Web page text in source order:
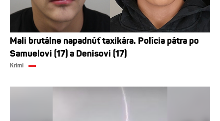
Mali brutálne napadnúť taxikára. Polícia pátra po
Samuelovi (17) a Denisovi (17)
Krimi